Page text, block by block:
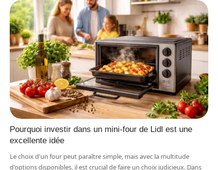
Pourquoi investir dans un mini-four de Lidl est une
excellente idée
Le choix d'un four peut paraître simple, mais avec la multitude
d'options disponibles, il est crucial de faire un choix judicieux. Dans